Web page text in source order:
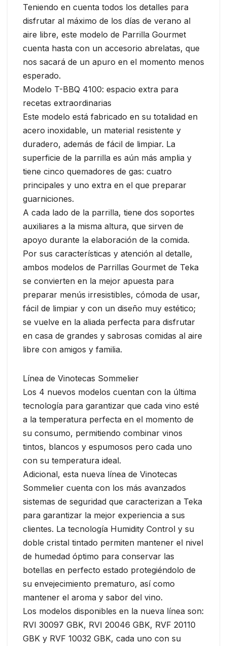
Teniendo en cuenta todos los detalles para
disfrutar al máximo de los días de verano al
aire libre, este modelo de Parrilla Gourmet
cuenta hasta con un accesorio abrelatas, que
nos sacará de un apuro en el momento menos
esperado.
Modelo T-BBQ 4100: espacio extra para
recetas extraordinarias
Este modelo está fabricado en su totalidad en
acero inoxidable, un material resistente y
duradero, además de fácil de limpiar. La
superficie de la parrilla es aún más amplia y
tiene cinco quemadores de gas: cuatro
principales y uno extra en el que preparar
guarniciones.
A cada lado de la parrilla, tiene dos soportes
auxiliares a la misma altura, que sirven de
apoyo durante la elaboración de la comida.
Por sus características y atención al detalle,
ambos modelos de Parrillas Gourmet de Teka
se convierten en la mejor apuesta para
preparar menús irresistibles, cómoda de usar,
fácil de limpiar y con un diseño muy estético;
se vuelve en la aliada perfecta para disfrutar
en casa de grandes y sabrosas comidas al aire
libre con amigos y familia.
Línea de Vinotecas Sommelier
Los 4 nuevos modelos cuentan con la última
tecnología para garantizar que cada vino esté
a la temperatura perfecta en el momento de
su consumo, permitiendo combinar vinos
tintos, blancos y espumosos pero cada uno
con su temperatura ideal.
Adicional, esta nueva línea de Vinotecas
Sommelier cuenta con los más avanzados
sistemas de seguridad que caracterizan a Teka
para garantizar la mejor experiencia a sus
clientes. La tecnología Humidity Control y su
doble cristal tintado permiten mantener el nivel
de humedad óptimo para conservar las
botellas en perfecto estado protegiéndolo de
su envejecimiento prematuro, así como
mantener el aroma y sabor del vino.
Los modelos disponibles en la nueva línea son:
RVI 30097 GBK, RVI 20046 GBK, RVF 20110
GBK y RVF 10032 GBK, cada uno con su